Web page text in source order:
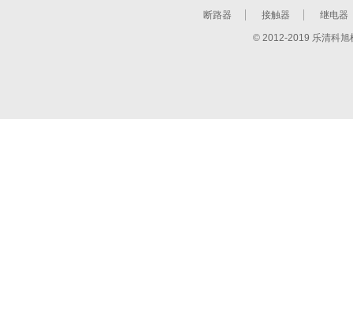
断路器 接触器 继电器
© 2012-2019 乐清科旭